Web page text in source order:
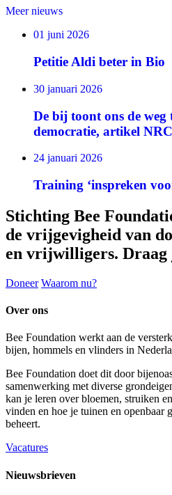
Meer nieuws
01 juni 2026
Petitie Aldi beter in Bio
30 januari 2026
De bij toont ons de weg
democratie, artikel NRC
24 januari 2026
Training ‘inspreken
Stichting Bee
de vrijgevigheid van
en vrijwilligers.
Doneer Waarom nu?
Over ons
Bee Foundation werkt aan de
bijen, hommels en vlinders in
Bee Foundation doet dit door
samenwerking met diverse
kan je leren over bloemen, struiken
vinden en hoe je tuinen en openbaar
beheert.
Vacatures
Nieuwsbrieven